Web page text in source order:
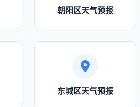
朝阳区天气预报
东城区天气预报